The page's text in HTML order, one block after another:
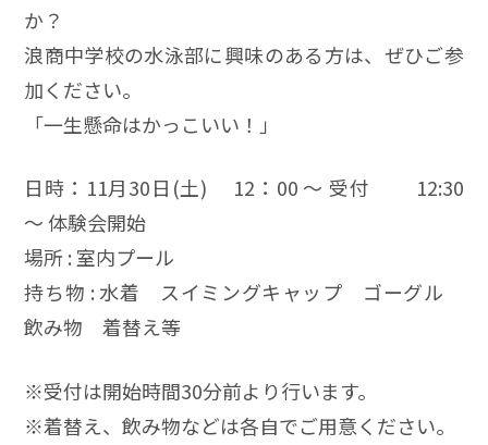
か？
浪商中学校の水泳部に興味のある方は、ぜひご参
加ください。
「一生懸命はかっこいい！」
日時：11月30日(土) 12：00 ～ 受付 12:30
～ 体験会開始
場所 : 室内プール
持ち物 : 水着 スイミングキャップ ゴーグル
飲み物 着替え等
※受付は開始時間30分前より行います。
※着替え、飲み物などは各自でご用意ください。